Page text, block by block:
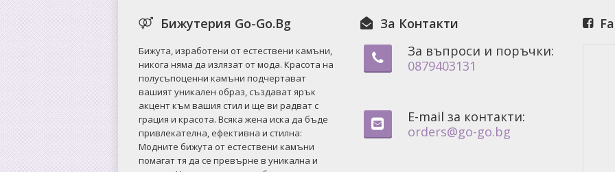
Бижутерия Go-Go.Bg
Бижута, изработени от естествени камъни,
никога няма да излязат от мода. Красота на
полусъпоценни камъни подчертават
вашият уникален образ, създават ярък
акцент към вашия стил и ще ви радват с
грация и красота. Всяка жена иска да бъде
привлекателна, ефективна и стилна:
Mодните бижута от естествени камъни
помагат тя да се превърне в уникална и
За Контакти
За въпроси и поръчки:
0879403131
E-mail за контакти:
orders@go-go.bg